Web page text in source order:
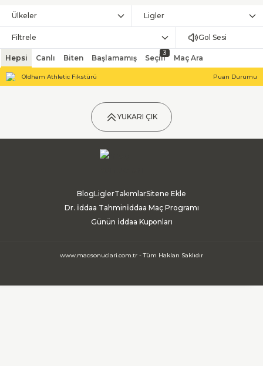
Ülkeler Ligler
Filtrele Gol Sesi
Hepsi Canlı Biten Başlamamış Seçili
3
Maç Ara
Oldham Athletic Fikstürü Puan Durumu
YUKARI ÇIK
BlogLiglerTakımlarSitene Ekle
Dr. İddaa Tahminİddaa Maç Programı
Günün İddaa Kuponları
www.macsonuclari.com.tr - Tüm Hakları Saklıdır